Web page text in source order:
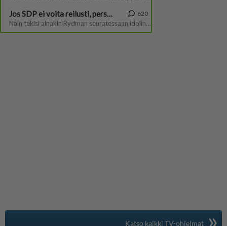
Katso kaikki TV-ohjelmat »